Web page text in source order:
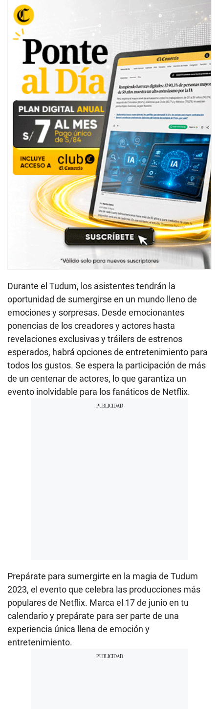
Durante el Tudum, los asistentes tendrán la
oportunidad de sumergirse en un mundo lleno de
emociones y sorpresas. Desde emocionantes
ponencias de los creadores y actores hasta
revelaciones exclusivas y tráilers de estrenos
esperados, habrá opciones de entretenimiento para
todos los gustos. Se espera la participación de más
de un centenar de actores, lo que garantiza un
evento inolvidable para los fanáticos de Netflix.
Prepárate para sumergirte en la magia de Tudum
2023, el evento que celebra las producciones más
populares de Netflix. Marca el 17 de junio en tu
calendario y prepárate para ser parte de una
experiencia única llena de emoción y
entretenimiento.